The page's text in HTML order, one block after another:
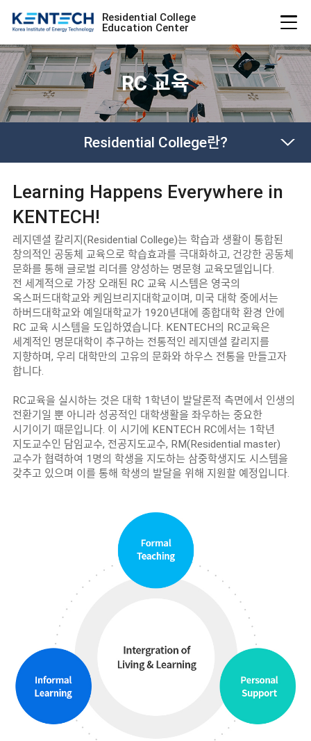
Residential College
Education Center
RC 교육
Residential College란?
Learning Happens Everywhere in
KENTECH!
레지덴셜 칼리지(Residential College)는 학습과 생활이 통합된
창의적인 공동체 교육으로 학습효과를 극대화하고, 건강한 공동체
문화를 통해 글로벌 리더를 양성하는 명문형 교육모델입니다.
전 세계적으로 가장 오래된 RC 교육 시스템은 영국의
옥스퍼드대학교와 케임브리지대학교이며, 미국 대학 중에서는
하버드대학교와 예일대학교가 1920년대에 종합대학 환경 안에
RC 교육 시스템을 도입하였습니다. KENTECH의 RC교육은
세계적인 명문대학이 추구하는 전통적인 레지덴셜 칼리지를
지향하며, 우리 대학만의 고유의 문화와 하우스 전통을 만들고자
합니다.
RC교육을 실시하는 것은 대학 1학년이 발달론적 측면에서 인생의
전환기일 뿐 아니라 성공적인 대학생활을 좌우하는 중요한
시기이기 때문입니다. 이 시기에 KENTECH RC에서는 1학년
지도교수인 담임교수, 전공지도교수, RM(Residential master)
교수가 협력하여 1명의 학생을 지도하는 삼중학생지도 시스템을
갖추고 있으며 이를 통해 학생의 발달을 위해 지원할 예정입니다.